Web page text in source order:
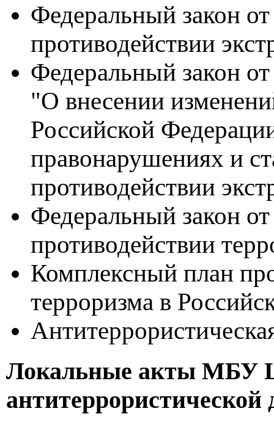
Федеральный закон
противодействии
Федеральный закон
"О внесении
Российской
правонарушениях и
противодействии
Федеральный закон
противодействии
Комплексный план
терроризма в
Локальные акты МБУ
антитеррористической